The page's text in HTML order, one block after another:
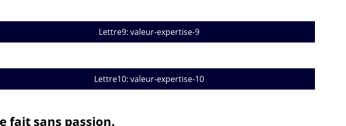
Lettre9: valeur-expertise-9
Lettre10: valeur-expertise-10
fait sans passion.